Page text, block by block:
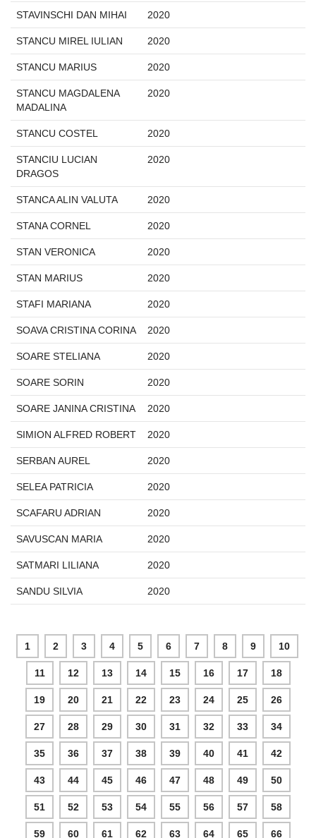
STAVINSCHI DAN MIHAI 2020
STANCU MIREL IULIAN 2020
STANCU MARIUS 2020
STANCU MAGDALENA
MADALINA
2020
STANCU COSTEL 2020
STANCIU LUCIAN
DRAGOS
2020
STANCA ALIN VALUTA 2020
STANA CORNEL 2020
STAN VERONICA 2020
STAN MARIUS 2020
STAFI MARIANA 2020
SOAVA CRISTINA CORINA 2020
SOARE STELIANA 2020
SOARE SORIN 2020
SOARE JANINA CRISTINA 2020
SIMION ALFRED ROBERT 2020
SERBAN AUREL 2020
SELEA PATRICIA 2020
SCAFARU ADRIAN 2020
SAVUSCAN MARIA 2020
SATMARI LILIANA 2020
SANDU SILVIA 2020
1 2 3 4 5 6 7 8 9 10
11 12 13 14 15 16 17 18
19 20 21 22 23 24 25 26
27 28 29 30 31 32 33 34
35 36 37 38 39 40 41 42
43 44 45 46 47 48 49 50
51 52 53 54 55 56 57 58
59 60 61 62 63 64 65 66